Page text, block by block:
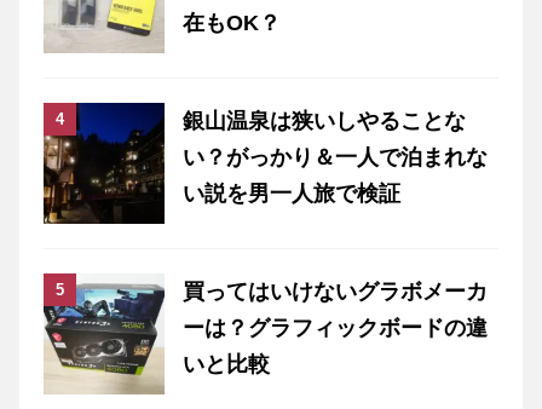
在もOK？
銀山温泉は狭いしやることな
い？がっかり＆一人で泊まれな
い説を男一人旅で検証
買ってはいけないグラボメーカ
ーは？グラフィックボードの違
いと比較